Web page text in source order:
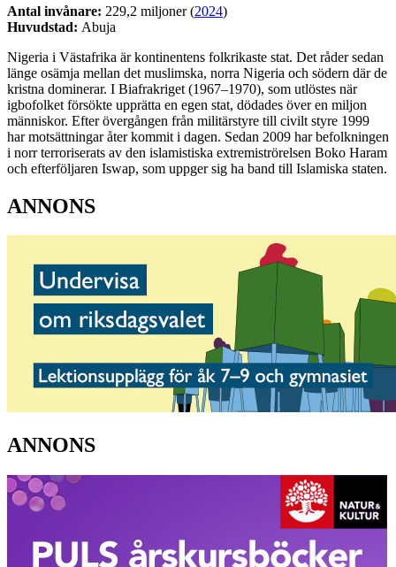
Antal invånare: 229,2 miljoner (2024)
Huvudstad: Abuja
Nigeria i Västafrika är kontinentens folkrikaste stat. Det råder sedan
länge osämja mellan det muslimska, norra Nigeria och södern där de
kristna dominerar. I Biafrakriget (1967–1970), som utlöstes när
igbofolket försökte upprätta en egen stat, dödades över en miljon
människor. Efter övergången från militärstyre till civilt styre 1999
har motsättningar åter kommit i dagen. Sedan 2009 har befolkningen
i norr terroriserats av den islamistiska extremiströrelsen Boko Haram
och efterföljaren Iswap, som uppger sig ha band till Islamiska staten.
ANNONS
ANNONS